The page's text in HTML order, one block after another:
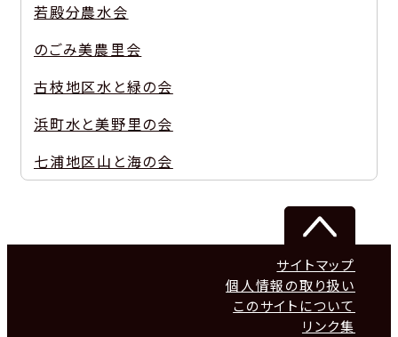
若殿分農水会
のごみ美農里会
古枝地区水と緑の会
浜町水と美野里の会
七浦地区山と海の会
サイトマップ
個人情報の取り扱い
このサイトについて
リンク集